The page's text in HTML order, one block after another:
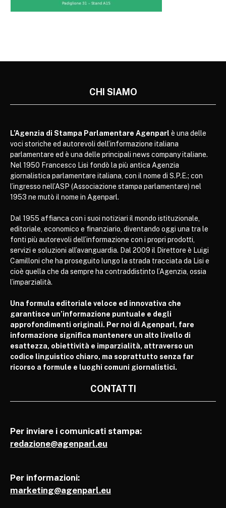
CHI SIAMO
L’Agenzia di Stampa Parlamentare Agenparl è una delle
voci storiche ed autorevoli dell’informazione italiana
parlamentare ed è una delle principali news company italiane.
Nel 1950 Francesco Lisi fondò la più antica Agenzia
giornalistica parlamentare italiana, con il nome di S.P.E.; con
l’ingresso nell’ASP (Associazione stampa parlamentare) nel
1953 ne mutò il nome in Agenparl.
Dal 1955 affianca con i suoi notiziari il mondo istituzionale,
editoriale, economico e finanziario, diventando oggi una tra le
fonti più autorevoli dell’informazione con i propri prodotti,
servizi e soluzioni all’avanguardia. Dal 2009 il Direttore è Luigi
Camilloni che ha proseguito lungo la strada tracciata da Lisi e
cioè quella che da sempre ha contraddistinto l’Agenzia, ossia
l’imparzialità.
Una formula editoriale veloce ed innovativa che
garantisce un’informazione puntuale e degli
approfondimenti originali. Per noi di Agenparl, fare
informazione significa mantenere un alto livello di
esattezza, obiettività e imparzialità, attraverso un
codice linguistico chiaro, ma soprattutto senza far
ricorso a formule e luoghi comuni giornalistici.
CONTATTI
Per inviare i comunicati stampa:
redazione@agenparl.eu
Per informazioni:
marketing@agenparl.eu